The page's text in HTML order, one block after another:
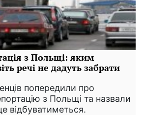
з Польщі: яким
речі не дадуть забрати
попередили про
з Польщі та назвали
відбуватиметься.